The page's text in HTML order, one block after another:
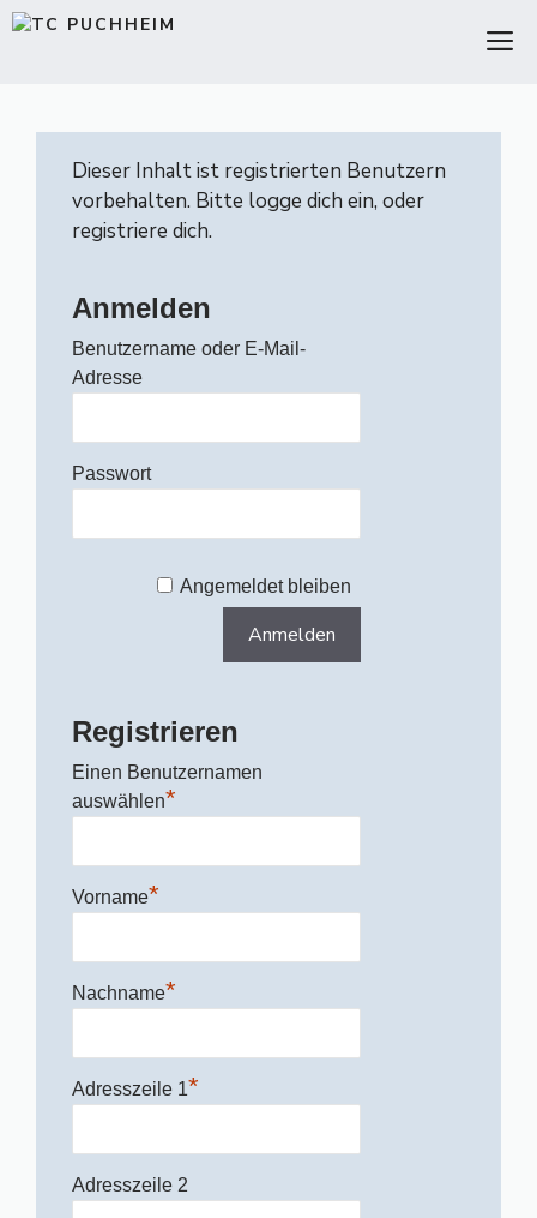
Zum
Dieser Inhalt ist registrierten Benutzern
vorbehalten. Bitte logge dich ein, oder
registriere dich.
Anmelden
Benutzername oder E-Mail-
Adresse
Passwort
Angemeldet bleiben
Registrieren
Einen Benutzernamen
auswählen*
Vorname*
Nachname*
Adresszeile 1*
Adresszeile 2